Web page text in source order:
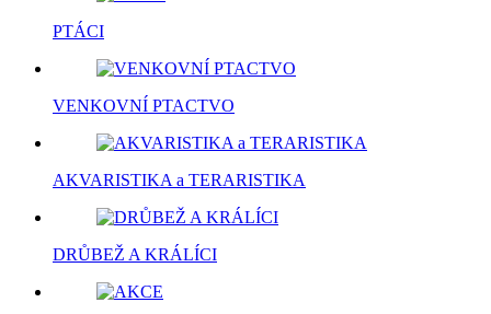
PTÁCI
VENKOVNÍ PTACTVO
AKVARISTIKA a TERARISTIKA
DRŮBEŽ A KRÁLÍCI